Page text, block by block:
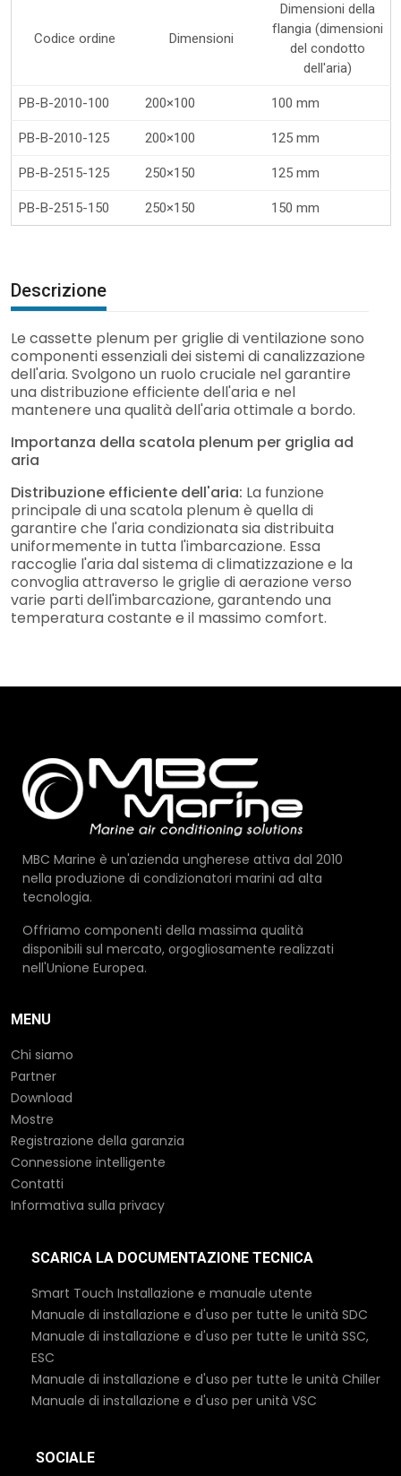
Codice ordine Dimensioni
Dimensioni della
flangia (dimensioni
del condotto
dell'aria)
PB-B-2010-100 200×100 100 mm
PB-B-2010-125 200×100 125 mm
PB-B-2515-125 250×150 125 mm
PB-B-2515-150 250×150 150 mm
Descrizione
Le cassette plenum per griglie di ventilazione sono
componenti essenziali dei sistemi di canalizzazione
dell'aria. Svolgono un ruolo cruciale nel garantire
una distribuzione efficiente dell'aria e nel
mantenere una qualità dell'aria ottimale a bordo.
Importanza della scatola plenum per griglia ad
aria
Distribuzione efficiente dell'aria: La funzione
principale di una scatola plenum è quella di
garantire che l'aria condizionata sia distribuita
uniformemente in tutta l'imbarcazione. Essa
raccoglie l'aria dal sistema di climatizzazione e la
convoglia attraverso le griglie di aerazione verso
varie parti dell'imbarcazione, garantendo una
temperatura costante e il massimo comfort.
MBC Marine è un'azienda ungherese attiva dal 2010
nella produzione di condizionatori marini ad alta
tecnologia.
Offriamo componenti della massima qualità
disponibili sul mercato, orgogliosamente realizzati
nell'Unione Europea.
MENU
Chi siamo
Partner
Download
Mostre
Registrazione della garanzia
Connessione intelligente
Contatti
Informativa sulla privacy
SCARICA LA DOCUMENTAZIONE TECNICA
Smart Touch Installazione e manuale utente
Manuale di installazione e d'uso per tutte le unità SDC
Manuale di installazione e d'uso per tutte le unità SSC,
ESC
Manuale di installazione e d'uso per tutte le unità Chiller
Manuale di installazione e d'uso per unità VSC
SOCIALE